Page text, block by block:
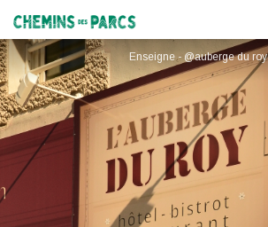
Chemins des Parcs
Enseigne - @auberge du roy